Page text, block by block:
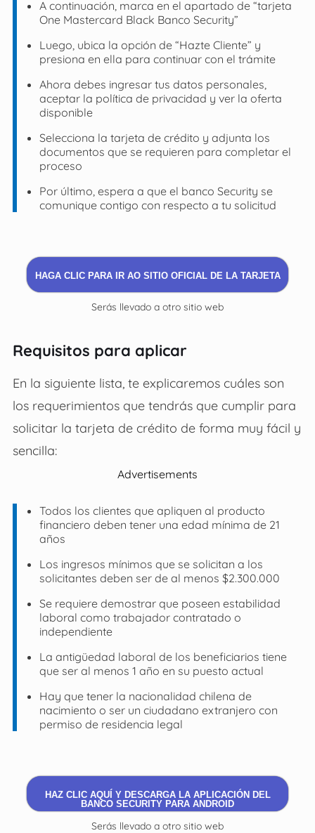
A continuación, marca en el apartado de “tarjeta
One Mastercard Black Banco Security”
Luego, ubica la opción de “Hazte Cliente” y
presiona en ella para continuar con el trámite
Ahora debes ingresar tus datos personales,
aceptar la política de privacidad y ver la oferta
disponible
Selecciona la tarjeta de crédito y adjunta los
documentos que se requieren para completar el
proceso
Por último, espera a que el banco Security se
comunique contigo con respecto a tu solicitud
HAGA CLIC PARA IR AO SITIO OFICIAL DE LA TARJETA
Serás llevado a otro sitio web
Requisitos para aplicar
En la siguiente lista, te explicaremos cuáles son
los requerimientos que tendrás que cumplir para
solicitar la tarjeta de crédito de forma muy fácil y
sencilla:
Advertisements
Todos los clientes que apliquen al producto
financiero deben tener una edad mínima de 21
años
Los ingresos mínimos que se solicitan a los
solicitantes deben ser de al menos $2.300.000
Se requiere demostrar que poseen estabilidad
laboral como trabajador contratado o
independiente
La antigüedad laboral de los beneficiarios tiene
que ser al menos 1 año en su puesto actual
Hay que tener la nacionalidad chilena de
nacimiento o ser un ciudadano extranjero con
permiso de residencia legal
HAZ CLIC AQUÍ Y DESCARGA LA APLICACIÓN DEL
BANCO SECURITY PARA ANDROID
Serás llevado a otro sitio web